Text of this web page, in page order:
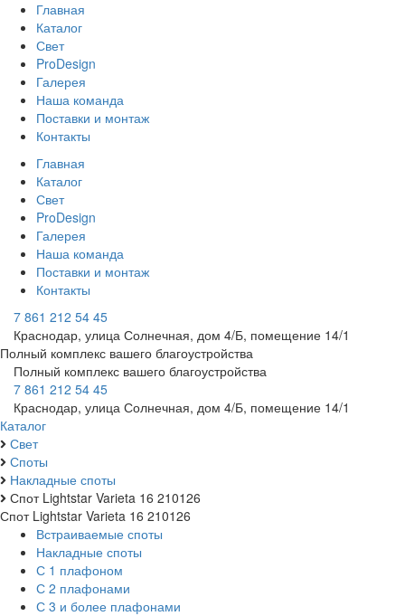
Главная
Каталог
Свет
ProDesign
Галерея
Наша команда
Поставки и монтаж
Контакты
Главная
Каталог
Свет
ProDesign
Галерея
Наша команда
Поставки и монтаж
Контакты
7 861 212 54 45
Краснодар, улица Солнечная, дом 4/Б, помещение 14/1
Полный комплекс вашего благоустройства
Полный комплекс вашего благоустройства
7 861 212 54 45
Краснодар, улица Солнечная, дом 4/Б, помещение 14/1
Каталог
Свет
Споты
Накладные споты
Спот Lightstar Varieta 16 210126
Спот Lightstar Varieta 16 210126
Встраиваемые споты
Накладные споты
С 1 плафоном
С 2 плафонами
С 3 и более плафонами